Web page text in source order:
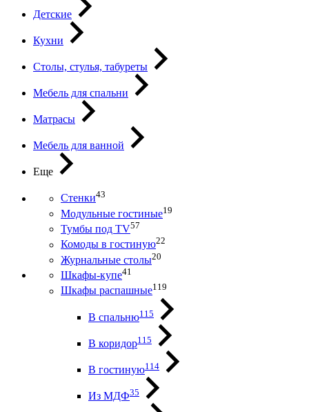
Детские
Кухни
Столы, стулья, табуреты
Мебель для спальни
Матрасы
Мебель для ванной
Еще
Стенки43
Модульные гостиные19
Тумбы под ТV57
Комоды в гостиную22
Журнальные столы20
Шкафы-купе41
Шкафы распашные119
В спальню115
В коридор115
В гостиную114
Из МДФ35